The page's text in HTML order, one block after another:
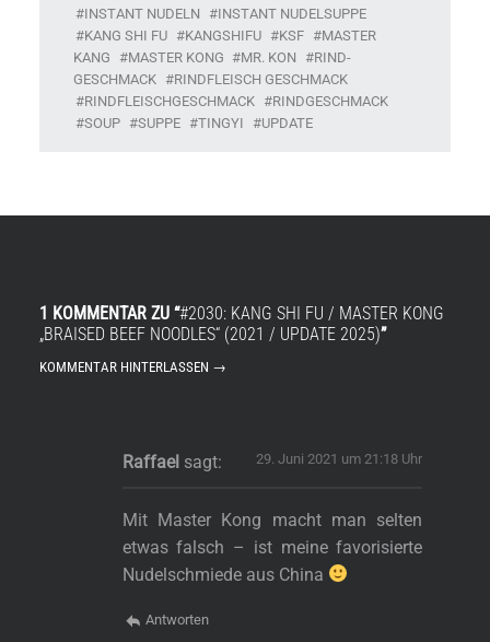
INSTANT NUDELN
INSTANT NUDELSUPPE
KANG SHI FU
KANGSHIFU KSF
MASTER
KANG
MASTER KONG MR. KON
RIND-
GESCHMACK
RINDFLEISCH GESCHMACK
RINDFLEISCHGESCHMACK
RINDGESCHMACK
SOUP
SUPPE TINGYI UPDATE
1 KOMMENTAR ZU “#2030: KANG SHI FU / MASTER KONG
„BRAISED BEEF NOODLES“ (2021 / UPDATE 2025)”
KOMMENTAR HINTERLASSEN →
Raffael sagt: 29. Juni 2021 um 21:18 Uhr
Mit Master Kong macht man selten
etwas falsch – ist meine favorisierte
Nudelschmiede aus China
Antworten